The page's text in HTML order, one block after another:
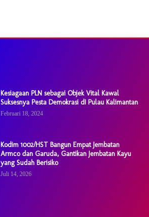
Kesiagaan PLN sebagai Objek Vital Kawal
Suksesnya Pesta Demokrasi dI Pulau Kalimantan
Februari 18, 2024
Kodim 1002/HST Bangun Empat Jembatan
Armco dan Garuda, Gantikan Jembatan Kayu
yang Sudah Berisiko
Juli 14, 2026